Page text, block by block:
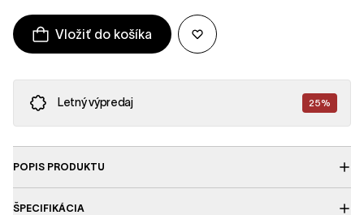
Vložiť do košíka
Letný výpredaj 25%
POPIS PRODUKTU
ŠPECIFIKÁCIA